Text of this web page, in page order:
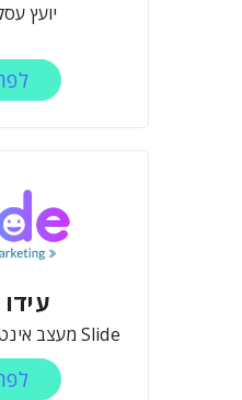
יועץ
Slide מעצב אינטראקטיב וקמפיינר